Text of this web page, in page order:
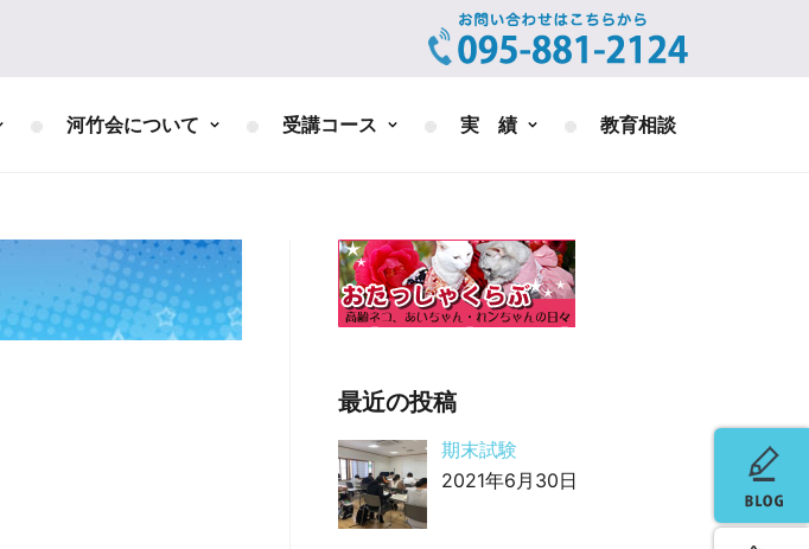
河竹会について 受講コース 実 績 教育相談
最近の投稿
期末試験
2021年6月30日